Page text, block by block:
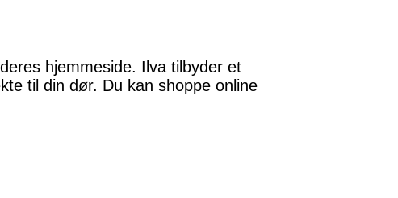
hjemmeside. Ilva tilbyder et
til din dør. Du kan shoppe online